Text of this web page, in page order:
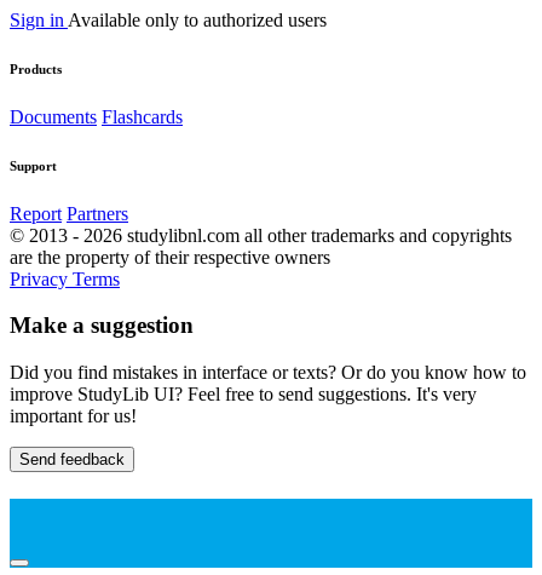
Sign in Available only to authorized users
Products
Documents Flashcards
Support
Report Partners
© 2013 - 2026 studylibnl.com all other trademarks and copyrights
are the property of their respective owners
Privacy Terms
Make a suggestion
Did you find mistakes in interface or texts? Or do you know how to
improve StudyLib UI? Feel free to send suggestions. It's very
important for us!
Send feedback